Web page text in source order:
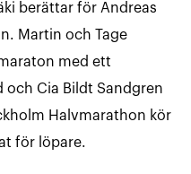
berättar för Andreas
Martin och Tage
med ett
och Cia Bildt Sandgren
Halvmarathon kör
för löpare.